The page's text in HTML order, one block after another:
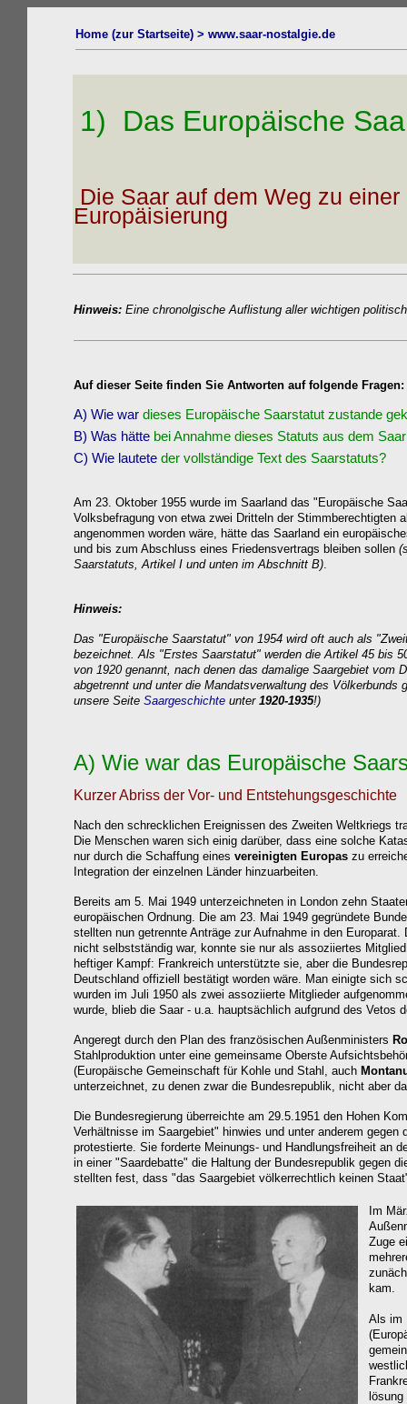
Home (zur Startseite) > www.saar-nostalgie.de
1) Das Europäische
Die Saar auf dem Weg zu einer
Europäisierung
Hinweis: Eine chronolgische Auflistung aller wichtigen
Auf dieser Seite finden Sie Antworten auf folgende Fragen:
A) Wie war dieses Europäische Saarstatut zustande
B) Was hättebei Annahme dieses Statuts aus dem
C) Wie lauteteder vollständige Text des Saarstatuts?
Am 23. Oktober 1955 wurde im Saarland das "Europäische
Volksbefragung von etwa zwei Dritteln der Stimmberechtigten
angenommen worden wäre, hätte das Saarland ein
und bis zum Abschluss eines Friedensvertrags bleiben sollen
Saarstatuts, Artikel I und unten im Abschnitt B).
Hinweis:
Das "Europäische Saarstatut" von 1954 wird oft auch als
bezeichnet. Als "Erstes Saarstatut" werden die Artikel 45 bis
von 1920 genannt, nach denen das damalige Saargebiet vom
abgetrennt und unter die Mandatsverwaltung des Völkerbunds
unsere Seite Saargeschichteunter 1920-1935!)
A) Wie war das Europäische
Kurzer Abriss der Vor- und Entstehungsgeschichte
Nach den schrecklichen Ereignissen des Zweiten Weltkriegs
Die Menschen waren sich einig darüber, dass eine solche
nur durch die Schaffung eines vereinigten Europaszu
Integration der einzelnen Länder hinzuarbeiten.
Bereits am 5. Mai 1949 unterzeichneten in London zehn
europäischen Ordnung. Die am 23. Mai 1949 gegründete
stellten nun getrennte Anträge zur Aufnahme in den
nicht selbstständig war, konnte sie nur als assoziiertes
heftiger Kampf: Frankreich unterstützte sie, aber die
Deutschland offiziell bestätigt worden wäre. Man einigte sich
wurden im Juli 1950 als zwei assoziierte Mitglieder
wurde, blieb die Saar - u.a. hauptsächlich aufgrund des Vetos
Angeregt durch den Plan des französischen Außenministers
Stahlproduktion unter eine gemeinsame Oberste
(Europäische Gemeinschaft für Kohle und Stahl, auch
unterzeichnet, zu denen zwar die Bundesrepublik, nicht aber
Die Bundesregierung überreichte am 29.5.1951 den Hohen
Verhältnisse im Saargebiet" hinwies und unter anderem gegen
protestierte. Sie forderte Meinungs- und Handlungsfreiheit an
in einer "Saardebatte" die Haltung der Bundesrepublik gegen
stellten fest, dass "das Saargebiet völkerrechtlich keinen
Im
Zuge
kam.
Als im